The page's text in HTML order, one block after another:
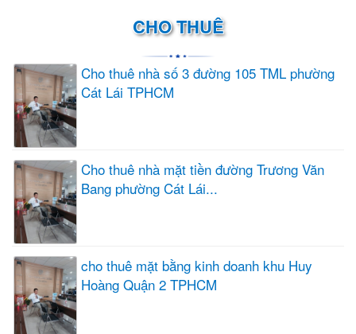
CHO THUÊ
Cho thuê nhà số 3 đường 105 TML phường
Cát Lái TPHCM
Cho thuê nhà mặt tiền đường Trương Văn
Bang phường Cát Lái...
cho thuê mặt bằng kinh doanh khu Huy
Hoàng Quận 2 TPHCM